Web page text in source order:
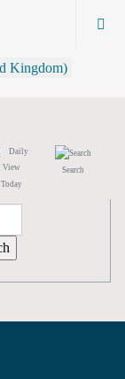
Today
Search